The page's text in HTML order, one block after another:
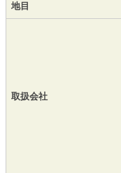
地目
取扱会社